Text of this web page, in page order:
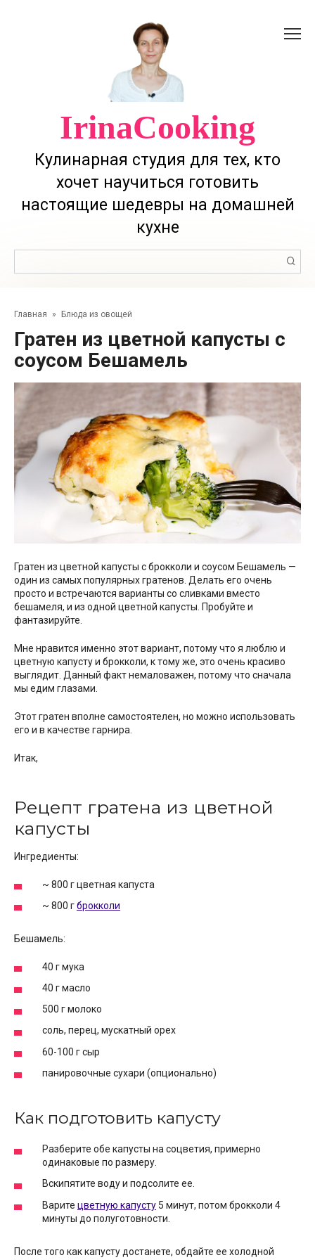
IrinaCooking
Кулинарная студия для тех, кто
хочет научиться готовить
настоящие шедевры на домашней
кухне
Главная » Блюда из овощей
Гратен из цветной капусты с
соусом Бешамель
Гратен из цветной капусты с брокколи и соусом Бешамель —
один из самых популярных гратенов. Делать его очень
просто и встречаются варианты со сливками вместо
бешамеля, и из одной цветной капусты. Пробуйте и
фантазируйте.
Мне нравится именно этот вариант, потому что я люблю и
цветную капусту и брокколи, к тому же, это очень красиво
выглядит. Данный факт немаловажен, потому что сначала
мы едим глазами.
Этот гратен вполне самостоятелен, но можно использовать
его и в качестве гарнира.
Итак,
Рецепт гратена из цветной
капусты
Ингредиенты:
~ 800 г цветная капуста
~ 800 гброкколи
Бешамель:
40 г мука
40 г масло
500 г молоко
соль, перец, мускатный орех
60-100 г сыр
панировочные сухари (опционально)
Как подготовить капусту
Разберите обе капусты на соцветия, примерно
одинаковые по размеру.
Вскипятите воду и подсолите ее.
Варите цветную капусту 5 минут, потом брокколи 4
минуты до полуготовности.
После того как капусту достанете, обдайте ее холодной